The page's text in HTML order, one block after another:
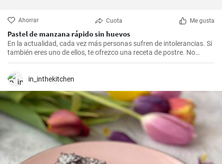
Ahorrar Cuota Me gusta
Pastel de manzana rápido sin huevos
En la actualidad, cada vez más personas sufren de intolerancias. Si
también eres uno de ellos, te ofrezco una receta de postre. No
tienes que privarte de los deliciosos pasteles. Este no lleva huevos,
in_inthekitchen